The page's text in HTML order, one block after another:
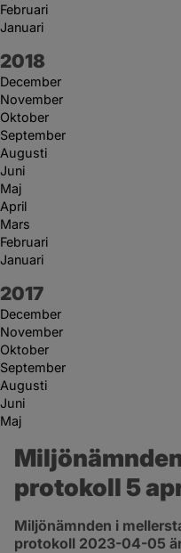
Februari
Januari
År:
2018
December
November
Oktober
September
Augusti
Juni
Maj
April
Mars
Februari
Januari
År:
2017
December
November
Oktober
September
Augusti
Juni
Maj
protokoll 5
Miljönämnden i
protokoll 2023-04-05